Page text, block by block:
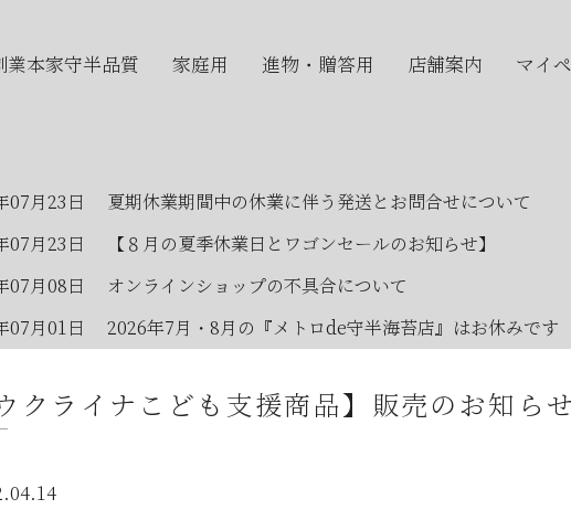
業本家守半品質 家庭用 進物・贈答用 店舗案内 マイ
07月23日
夏期休業期間中の休業に伴う発送とお問合せについて
07月23日
【８月の夏季休業日とワゴンセールのお知らせ】
07月08日
オンラインショップの不具合について
07月01日
2026年7月・8月の『メトロde守半海苔店』はお休みです
06月05日
2026年お中元時期の日曜日店舗営業のお知らせ
05月23日
ウクライナこども支援商品】販売のお知らせ